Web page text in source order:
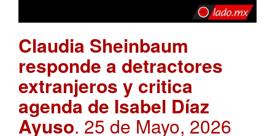
Claudia Sheinbaum
responde a detractores
extranjeros y critica
agenda de Isabel Díaz
Ayuso. 25 de Mayo, 2026